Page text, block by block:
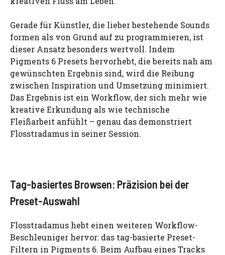
Gerade für Künstler, die lieber bestehende Sounds
formen als von Grund auf zu programmieren, ist
dieser Ansatz besonders wertvoll. Indem
Pigments 6 Presets hervorhebt, die bereits nah am
gewünschten Ergebnis sind, wird die Reibung
zwischen Inspiration und Umsetzung minimiert.
Das Ergebnis ist ein Workflow, der sich mehr wie
kreative Erkundung als wie technische
Fleißarbeit anfühlt – genau das demonstriert
Flosstradamus in seiner Session.
Tag-basiertes Browsen: Präzision bei der
Preset-Auswahl
Flosstradamus hebt einen weiteren Workflow-
Beschleuniger hervor: das tag-basierte Preset-
Filtern in Pigments 6. Beim Aufbau eines Tracks